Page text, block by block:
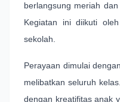
berlangsung meriah
Kegiatan ini diikuti
sekolah.
Perayaan dimulai
melibatkan seluruh
dengan kreatifitas anak